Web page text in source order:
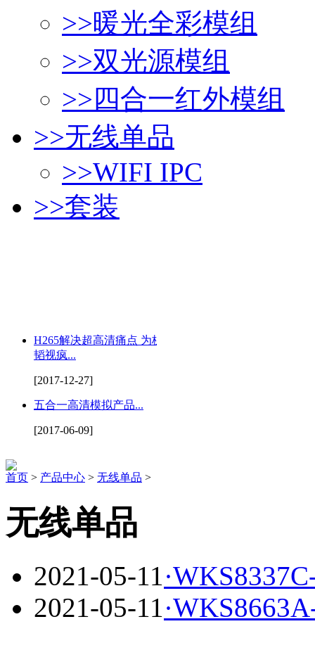
>>暖光全彩模组
>>双光源模组
>>四合一红外模组
>>无线单品
>>WIFI IPC
>>套装
H265解决超高清痛点 为杭州
韬视疯...
[2017-12-27]
五合一高清模拟产品...
[2017-06-09]
首页 > 产品中心 > 无线单品 >
无线单品
2021-05-11·
2021-05-11·